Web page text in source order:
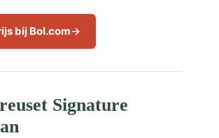
bij Bol.com
Signature